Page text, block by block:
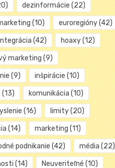
dezinformácie (22)
(10) euroregióny(42)
(42) hoaxy(12)
marketing (9)
(9) inšpirácie (10)
(13) komunikácia (10)
(16) limity(20)
(14) marketing (11)
podnikanie (42) média (22)
(14) Neuveriteľné (10)